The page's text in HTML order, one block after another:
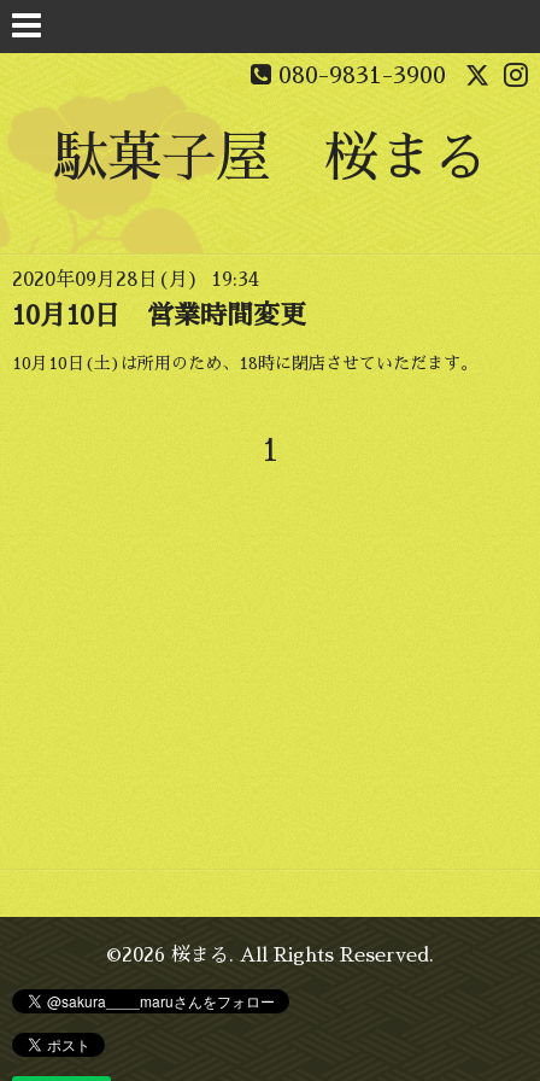
080-9831-3900
駄菓子屋 桜まる
2020年09月28日(月) 19:34
10月10日 営業時間変更
10月10日(土)は所用のため、18時に閉店させていただます。
1
©2026 桜まる. All Rights Reserved.